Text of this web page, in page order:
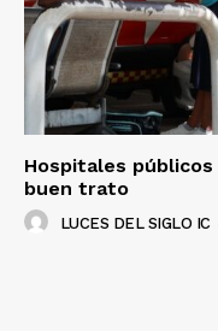
Hospitales
buen trato
LUCES DEL SIGLO IC